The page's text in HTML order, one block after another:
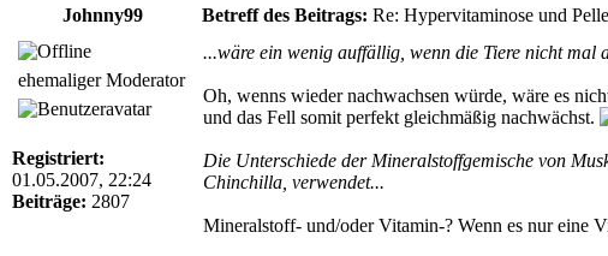
Johnny99
Betreff des Beitrags: Re: Hypervitaminose und
ehemaliger Moderator
Registriert:
01.05.2007, 22:24
Beiträge: 2807
...wäre ein wenig auffällig, wenn die Tiere nicht mal
Oh, wenns wieder nachwachsen würde, wäre es
und das Fell somit perfekt gleichmäßig nachwächst.
Die Unterschiede der Mineralstoffgemische von
Chinchilla, verwendet...
Mineralstoff- und/oder Vitamin-? Wenn es nur eine